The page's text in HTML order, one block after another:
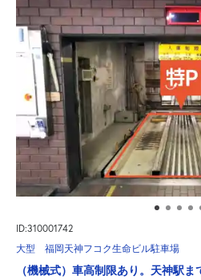
ID:310001742
大型 福岡天神フコク生命ビル駐車場
（機械式）車高制限あり。天神駅